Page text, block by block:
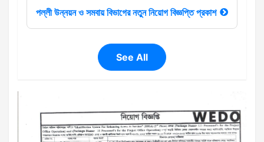
পল্লী উন্নয়ন ও সমবায় বিভাগের নতুন নিয়োগ বিজ্ঞপ্তি প্রকাশ
See All